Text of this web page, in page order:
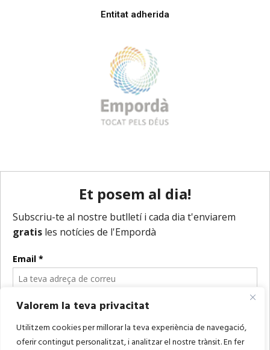
Valorem la teva privacitat
Utilitzem cookies per millorar la teva experiència de navegació,
oferir contingut personalitzat, i analitzar el nostre trànsit. En fer
Entitat adherida